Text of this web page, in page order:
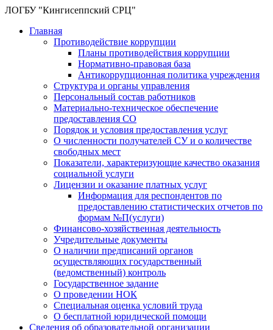
ЛОГБУ "Кингисеппский СРЦ"
Главная
Противодействие коррупции
Планы противодействия коррупции
Нормативно-правовая база
Антикоррупционная политика учреждения
Структура и органы управления
Персональный состав работников
Материально-техническое обеспечение
предоставления СО
Порядок и условия предоставления услуг
О численности получателей СУ и о количестве
свободных мест
Показатели, характеризующие качество оказания
социальной услуги
Лицензии и оказание платных услуг
Информация для респондентов по
предоставлению статистических отчетов по
формам №П(услуги)
Финансово-хозяйственная деятельность
Учредительные документы
О наличии предписаний органов
осуществляющих государственный
(ведомственный) контроль
Государственное задание
О проведении НОК
Специальная оценка условий труда
О бесплатной юридической помощи
Сведения об образовательной организации